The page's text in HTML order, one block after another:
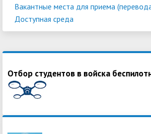
Вакантные места для приема
Доступная среда
Отбор студентов в войска